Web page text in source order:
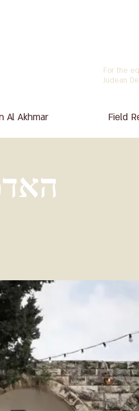
For the
Judean
Field
Al Akhmar